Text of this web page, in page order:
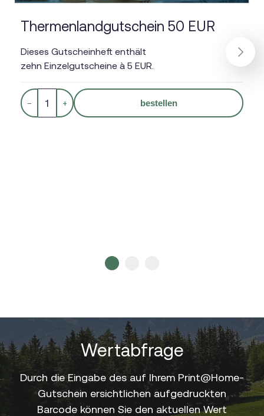
Thermenlandgutschein 50 EUR
Dieses Gutscheinheft enthält
zehn Einzelgutscheine à 5 EUR.
− + bestellen
Next
Wertabfrage
Durch die Eingabe des auf Ihrem Print@Home-
Gutschein ersichtlichen aufgedruckten
Barcode können Sie den aktuellen Wert